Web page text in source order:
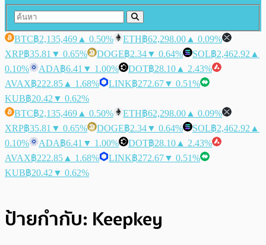
BTC฿2,135,469 ▲ 0.50% ETH฿62,298.00 ▲ 0.09%
XRP฿35.81 ▼ 0.65% DOGE฿2.34▼ 0.64% SOL฿2,462.92 ▲
0.10%
ADA฿6.41 ▼ 1.00% DOT฿28.10 ▲ 2.43%
AVAX฿222.85 ▲ 1.68% LINK฿272.67▼ 0.51%
KUB฿20.42 ▼ 0.62%
BTC฿2,135,469 ▲ 0.50% ETH฿62,298.00 ▲ 0.09%
XRP฿35.81 ▼ 0.65% DOGE฿2.34▼ 0.64% SOL฿2,462.92 ▲
0.10%
ADA฿6.41 ▼ 1.00% DOT฿28.10 ▲ 2.43%
AVAX฿222.85 ▲ 1.68% LINK฿272.67▼ 0.51%
KUB฿20.42 ▼ 0.62%
ป้ายกำกับ: Keepkey